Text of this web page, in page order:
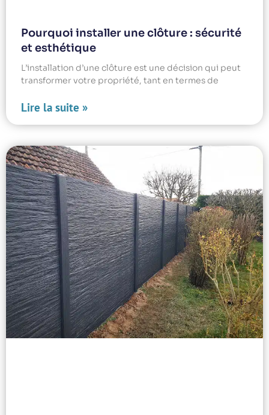
Pourquoi installer une clôture : sécurité
et esthétique
L’installation d’une clôture est une décision qui peut
transformer votre propriété, tant en termes de
Lire la suite »